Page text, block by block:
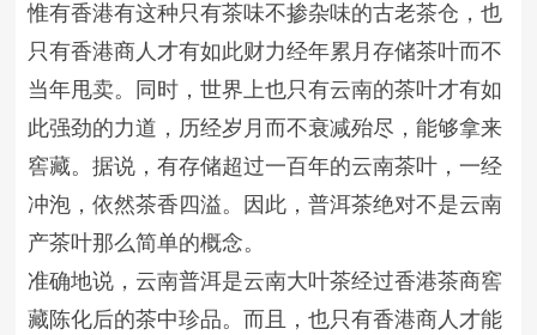
惟有香港有这种只有茶味不掺杂味的古老茶仓，也
只有香港商人才有如此财力经年累月存储茶叶而不
当年甩卖。同时，世界上也只有云南的茶叶才有如
此强劲的力道，历经岁月而不衰减殆尽，能够拿来
窖藏。据说，有存储超过一百年的云南茶叶，一经
冲泡，依然茶香四溢。因此，普洱茶绝对不是云南
产茶叶那么简单的概念。
准确地说，云南普洱是云南大叶茶经过香港茶商窖
藏陈化后的茶中珍品。而且，也只有香港商人才能